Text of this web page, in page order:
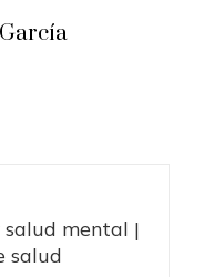
salud mental |
salud